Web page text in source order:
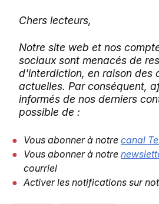
Chers lecteurs,
Notre site web et nos
sociaux sont menacés de
d'interdiction, en raison des
actuelles. Par conséquent,
informés de nos derniers
possible de :
Vous abonner à notre canal
Vous abonner à notre
courriel
Activer les notifications sur